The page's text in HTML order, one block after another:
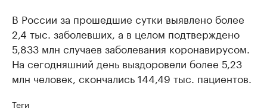
В России за прошедшие сутки выявлено более
2,4 тыс. заболевших, а в целом подтверждено
5,833 млн случаев заболевания коронавирусом.
На сегодняшний день выздоровели более 5,23
млн человек, скончались 144,49 тыс. пациентов.
Теги